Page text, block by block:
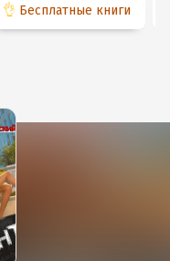
👌 Бесплатные книги